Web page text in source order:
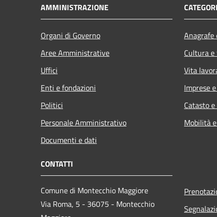
AMMINISTRAZIONE
Organi di Governo
Aree Amministrative
Uffici
Enti e fondazioni
Politici
Personale Amministrativo
Documenti e dati
Cultura
Vita
Imprese
Catasto
Mobilità
CONTATTI
Comune di Montecchio Maggiore
Via Roma, 5 - 36075 - Montecchio